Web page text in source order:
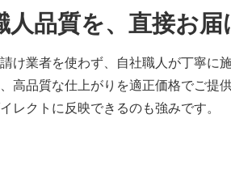
人品質を、直接お届
け業者を使わず、自社職人が丁寧に
、高品質な仕上がりを適正価格でご提
レクトに反映できるのも強みです。